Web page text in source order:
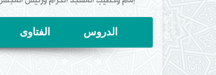
الدروس الفتاوى